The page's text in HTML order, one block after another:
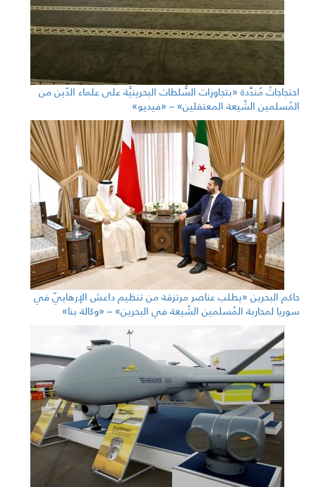
احتجاجاتٌ مُندِّدة «بتجاوزات السُّلطات البحرينيَّة على علماء الدّين من
المُسلمين الشّيعة المعتقلين» – «فيديو»
حاكم البحرين «يطلب عناصر مرتزقة من تنظيم داعش الإرهابيّ في
سوريا لمحاربة المُسلمين الشّيعة في البحرين» – «وكالة بنا»